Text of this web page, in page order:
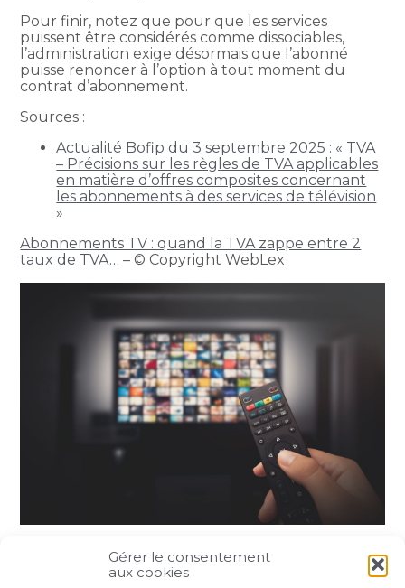
Gérer le consentement
aux cookies
Pour finir, notez que pour que les services
puissent être considérés comme dissociables,
l’administration exige désormais que l’abonné
puisse renoncer à l’option à tout moment du
contrat d’abonnement.
Sources :
Actualité Bofip du 3 septembre 2025 : « TVA
– Précisions sur les règles de TVA applicables
en matière d’offres composites concernant
les abonnements à des services de télévision
»
Abonnements TV : quand la TVA zappe entre 2
taux de TVA… – © Copyright WebLex